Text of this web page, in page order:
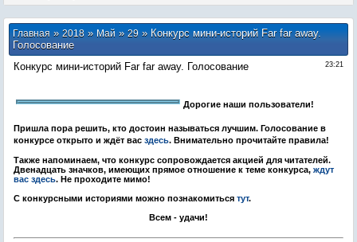
Главная»2018 » Май » 29» Конкурс мини-историй Far far away.
Голосование
23:21
Конкурс мини-историй Far far away. Голосование
Дорогие наши пользователи!
Пришла пора решить, кто достоин называться лучшим. Голосование в
конкурсе открыто и ждёт вас здесь. Внимательно прочитайте правила!
Также напоминаем, что конкурс сопровождается акцией для читателей.
Двенадцать значков, имеющих прямое отношение к теме конкурса, ждут
вас здесь. Не проходите мимо!
С конкурсными историями можно познакомиться тут.
Всем - удачи!